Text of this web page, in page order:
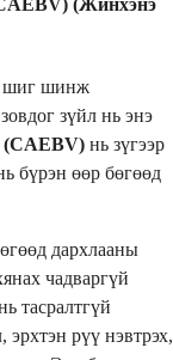
шиг шинж
зүйл нь энэ
(CAEBV) нь зүгээр
бүрэн өөр бөгөөд
дархлааны
чадваргүй
тасралтгүй
эрхтэн рүү нэвтрэх,